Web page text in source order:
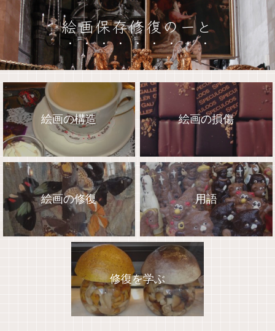
絵画保存修復のーと
絵画の構造 絵画の損傷
絵画の修復 用語
修復を学ぶ